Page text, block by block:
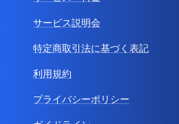
サービス説明会
特定商取引法に基づく表記
利用規約
プライバシーポリシー